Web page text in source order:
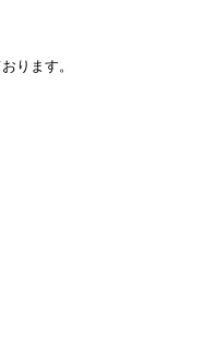
ります。